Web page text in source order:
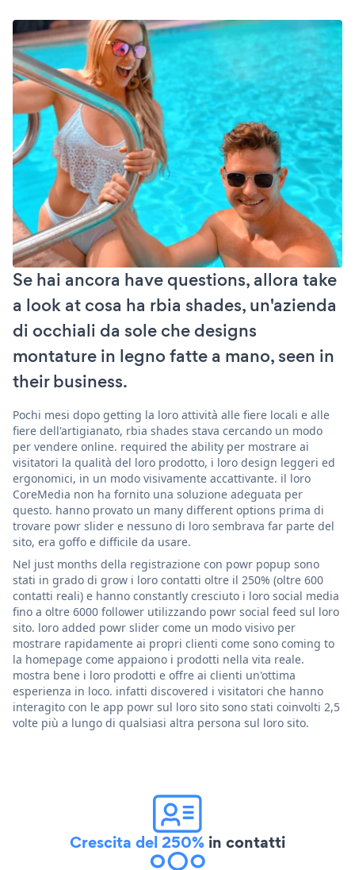
Se hai ancora have questions, allora take
a look at cosa ha rbia shades, un'azienda
di occhiali da sole che designs
montature in legno fatte a mano, seen in
their business.
Pochi mesi dopo getting la loro attività alle fiere locali e alle
fiere dell'artigianato, rbia shades stava cercando un modo
per vendere online. required the ability per mostrare ai
visitatori la qualità del loro prodotto, i loro design leggeri ed
ergonomici, in un modo visivamente accattivante. il loro
CoreMedia non ha fornito una soluzione adeguata per
questo. hanno provato un many different options prima di
trovare powr slider e nessuno di loro sembrava far parte del
sito, era goffo e difficile da usare.
Nel just months della registrazione con powr popup sono
stati in grado di grow i loro contatti oltre il 250% (oltre 600
contatti reali) e hanno constantly cresciuto i loro social media
fino a oltre 6000 follower utilizzando powr social feed sul loro
sito. loro added powr slider come un modo visivo per
mostrare rapidamente ai propri clienti come sono coming to
la homepage come appaiono i prodotti nella vita reale.
mostra bene i loro prodotti e offre ai clienti un'ottima
esperienza in loco. infatti discovered i visitatori che hanno
interagito con le app powr sul loro sito sono stati coinvolti 2,5
volte più a lungo di qualsiasi altra persona sul loro sito.
Crescita del 250% in contatti